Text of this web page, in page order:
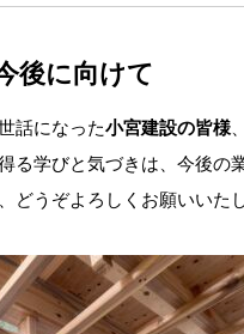
後に向けて
話になった小宮建設の皆様
る学びと気づきは、今後の
どうぞよろしくお願いいた